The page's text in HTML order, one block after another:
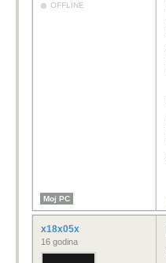
OFFLINE
Moj PC
x18x05x
16 godina